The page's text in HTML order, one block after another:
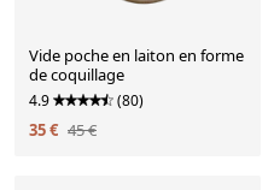
Vide poche en laiton en forme
de coquillage
4.9 (80)
35 € 45 €